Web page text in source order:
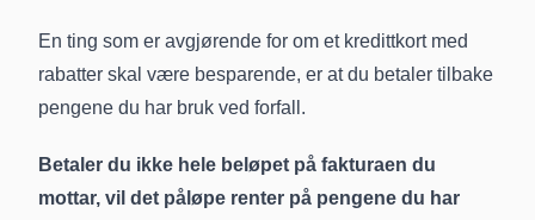
En ting som er avgjørende for om et kredittkort med
rabatter skal være besparende, er at du betaler tilbake
pengene du har bruk ved forfall.
Betaler du ikke hele beløpet på fakturaen du
mottar, vil det påløpe renter på pengene du har